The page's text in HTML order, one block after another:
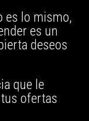
es lo mismo,
es un
deseos
que le
ofertas